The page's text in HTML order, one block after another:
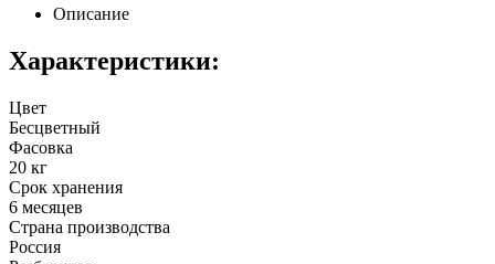
Описание
Характеристики:
Цвет
Бесцветный
Фасовка
20 кг
Срок хранения
6 месяцев
Страна производства
Россия